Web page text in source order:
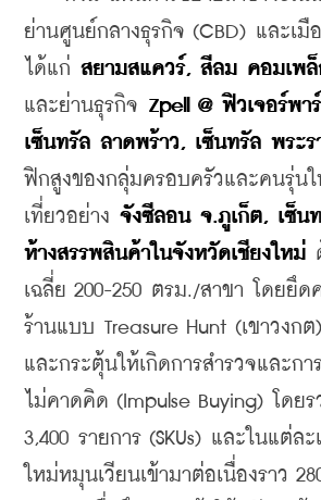
ย่านศูนย์กลางธุรกิจ (CBD) และเมื
ได้แก่ สยามสแควร์, สีลม คอมเพ
และย่านธุรกิจ Zpell @ ฟิวเจอร์พา
เซ็นทรัล ลาดพร้าว, เซ็นทรัล พระร
ฟิกสูงของกลุ่มครอบครัวและคนรุ่น
เที่ยวอย่าง จังซีลอน จ.ภูเก็ต, เซ็น
ห้างสรรพสินค้าในจังหวัดเชียงใหม่
เฉลี่ย 200-250 ตรม./สาขา โดยยึ
ร้านแบบ Treasure Hunt (เขาวงก
และกระตุ้นให้เกิดการสำรวจและก
ไม่คาดคิด (Impulse Buying) โดย
3,400 รายการ (SKUs) และในแต่ล
ใหม่หมุนเวียนเข้ามาต่อเนื่องราว